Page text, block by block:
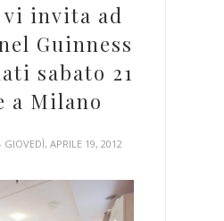
invita ad
Guinness
sabato 21
a Milano
GIOVEDÌ, APRILE 19, 2012